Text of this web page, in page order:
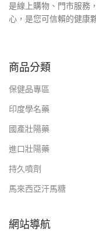
是線上購物、門市服務
心，是您可信賴的健康
商品分類
保健品專區
印度學名藥
國產壯陽藥
進口壯陽藥
持久噴劑
馬來西亞汗馬糖
網站導航